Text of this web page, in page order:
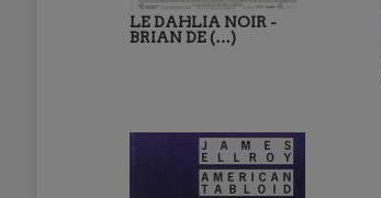
LE DAHLIA NOIR -
BRIAN DE (…)